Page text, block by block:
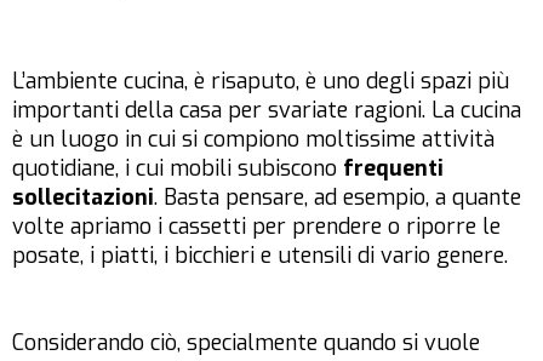
L’ambiente cucina, è risaputo, è uno degli spazi più
importanti della casa per svariate ragioni. La cucina
è un luogo in cui si compiono moltissime attività
quotidiane, i cui mobili subiscono frequenti
sollecitazioni. Basta pensare, ad esempio, a quante
volte apriamo i cassetti per prendere o riporre le
posate, i piatti, i bicchieri e utensili di vario genere.
Considerando ciò, specialmente quando si vuole